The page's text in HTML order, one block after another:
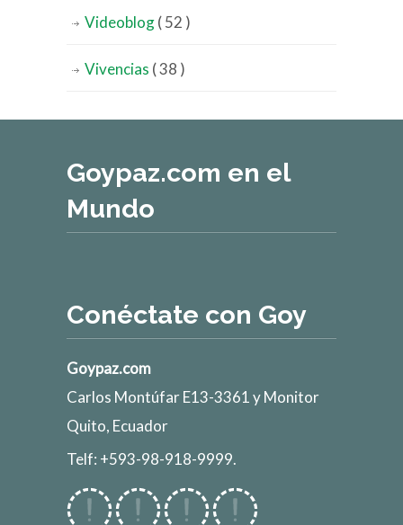
Videoblog( 52 )
Vivencias ( 38 )
Goypaz.com en el
Mundo
Conéctate con Goy
Goypaz.com
Carlos Montúfar E13-3361 y Monitor
Quito, Ecuador
Telf: +593-98-918-9999.